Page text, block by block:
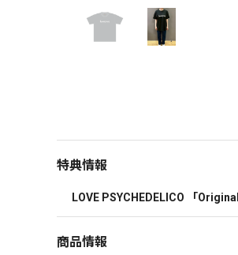
特典情報
LOVE PSYCHEDELICO 「
商品情報